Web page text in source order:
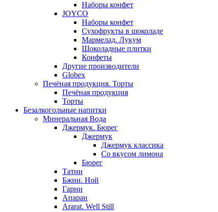
Наборы конфет
JOYCO
Наборы конфет
Сухофрукты в шоколаде
Мармелад. Лукум
Шоколадные плитки
Конфеты
Другие производители
Globex
Печёная продукция. Торты
Печёная продукция
Торты
Безалкогольные напитки
Минеральная Вода
Джермук. Бюрег
Джермук
Джермук классика
Со вкусом лимона
Бюрег
Татни
Бжни. Ной
Гарни
Апаран
Ararat. Well Still